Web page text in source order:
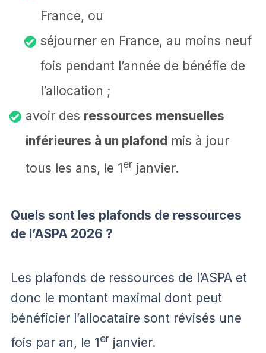
France, ou
séjourner en France, au moins neuf
fois pendant l’année de bénéfie de
l’allocation ;
avoir des ressources mensuelles
inférieures à un plafond mis à jour
tous les ans, le 1er janvier.
Quels sont les plafonds de ressources
de l’ASPA 2026 ?
Les plafonds de ressources de l’ASPA et
donc le montant maximal dont peut
bénéficier l’allocataire sont révisés une
fois par an, le 1er janvier.